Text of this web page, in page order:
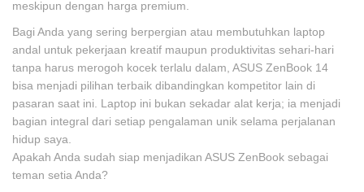
meskipun dengan harga premium.
Bagi Anda yang sering berpergian atau membutuhkan laptop
andal untuk pekerjaan kreatif maupun produktivitas sehari-hari
tanpa harus merogoh kocek terlalu dalam, ASUS ZenBook 14
bisa menjadi pilihan terbaik dibandingkan kompetitor lain di
pasaran saat ini. Laptop ini bukan sekadar alat kerja; ia menjadi
bagian integral dari setiap pengalaman unik selama perjalanan
hidup saya.
Apakah Anda sudah siap menjadikan ASUS ZenBook sebagai
teman setia Anda?